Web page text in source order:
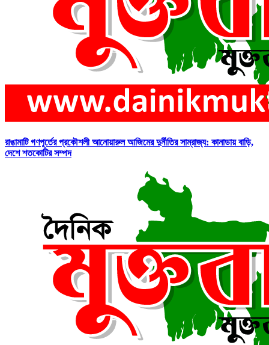
রাঙামাটি গণপূর্তের প্রকৌশলী আনোয়ারুল আজিমের দুর্নীতির সাম্রাজ্য: কানাডায় বাড়ি,
দেশে শতকোটির সম্পদ